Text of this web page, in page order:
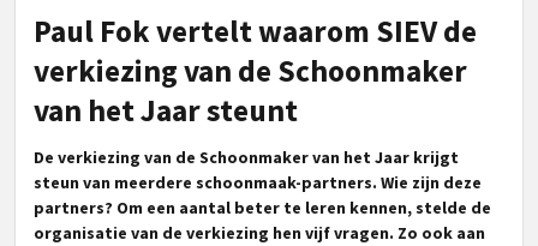
Paul Fok vertelt waarom SIEV de
verkiezing van de Schoonmaker
van het Jaar steunt
De verkiezing van de Schoonmaker van het Jaar krijgt
steun van meerdere schoonmaak-partners. Wie zijn deze
partners? Om een aantal beter te leren kennen, stelde de
organisatie van de verkiezing hen vijf vragen. Zo ook aan